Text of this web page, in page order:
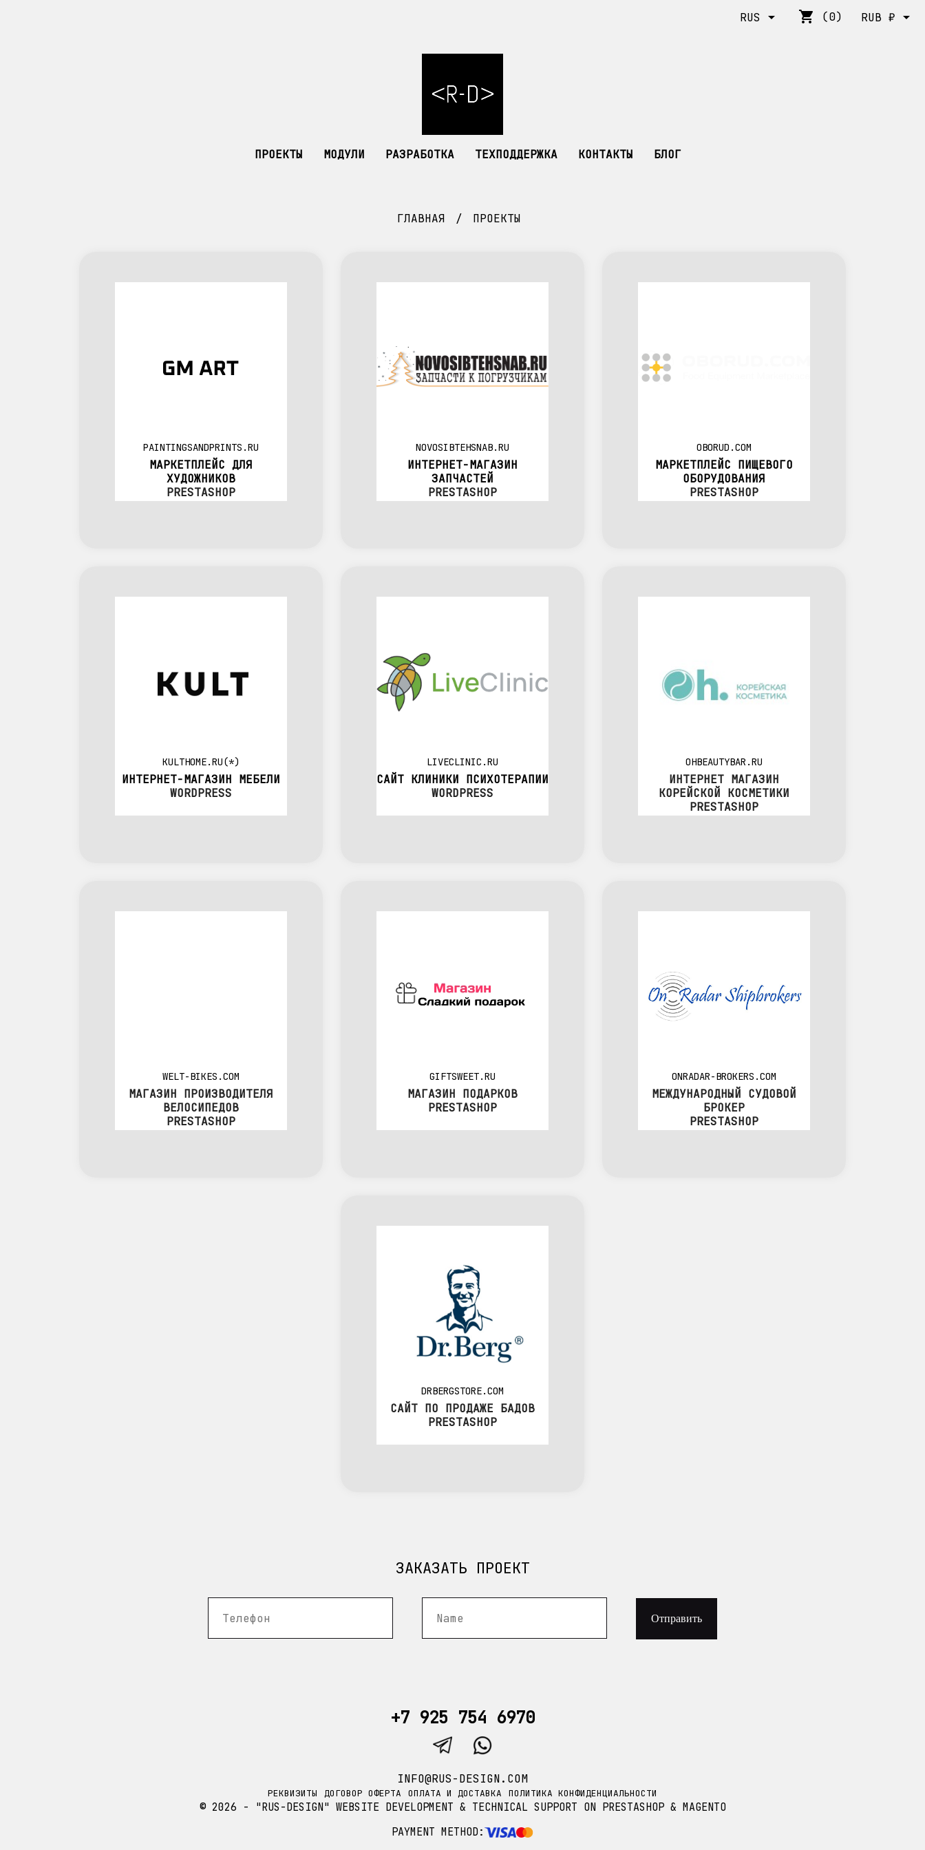
RUS  shopping_cart (0) RUB ₽ 
ПРОЕКТЫ МОДУЛИ РАЗРАБОТКА ТЕХПОДДЕРЖКА КОНТАКТЫ БЛОГ
ГЛАВНАЯ ПРОЕКТЫ
PAINTINGSANDPRINTS.RU
МАРКЕТПЛЕЙС ДЛЯ
ХУДОЖНИКОВ
PRESTASHOP
NOVOSIBTEHSNAB.RU
ИНТЕРНЕТ-МАГАЗИН
ЗАПЧАСТЕЙ
PRESTASHOP
OBORUD.COM
МАРКЕТПЛЕЙС ПИЩЕВОГО
ОБОРУДОВАНИЯ
PRESTASHOP
KULTHOME.RU(*)
ИНТЕРНЕТ-МАГАЗИН МЕБЕЛИ
WORDPRESS
LIVECLINIC.RU
САЙТ КЛИНИКИ ПСИХОТЕРАПИИ
WORDPRESS
OHBEAUTYBAR.RU
ИНТЕРНЕТ МАГАЗИН
КОРЕЙСКОЙ КОСМЕТИКИ
PRESTASHOP
WELT-BIKES.COM
МАГАЗИН ПРОИЗВОДИТЕЛЯ
ВЕЛОСИПЕДОВ
PRESTASHOP
GIFTSWEET.RU
МАГАЗИН ПОДАРКОВ
PRESTASHOP
ONRADAR-BROKERS.COM
МЕЖДУНАРОДНЫЙ СУДОВОЙ
БРОКЕР
PRESTASHOP
DRBERGSTORE.COM
САЙТ ПО ПРОДАЖЕ БАДОВ
PRESTASHOP
ЗАКАЗАТЬ ПРОЕКТ
Отправить
+7 925 754 6970
INFO@RUS-DESIGN.COM
РЕКВИЗИТЫ ДОГОВОР ОФЕРТА ОПЛАТА И ДОСТАВКА ПОЛИТИКА КОНФИДЕНЦИАЛЬНОСТИ
© 2026 - "RUS-DESIGN" WEBSITE DEVELOPMENT & TECHNICAL SUPPORT ON PRESTASHOP & MAGENTO
PAYMENT METHOD: